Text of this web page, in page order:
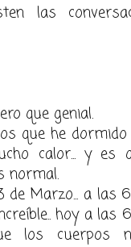
las
que genial.
que he dormido
calor... y es
normal.
de Marzo... a las
hoy a las
los cuerpos